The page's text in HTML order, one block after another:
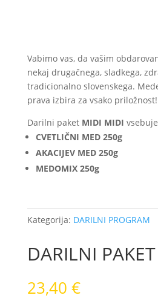
Vabimo vas, da vašim
nekaj drugačnega, sladkega,
tradicionalno slovenskega.
prava izbira za vsako priložnost!
Darilni paketMIDI MIDI
CVETLIČNI MED 250g
AKACIJEV MED 250g
MEDOMIX 250g
Kategorija: DARILNI PROGRAM
DARILNI
23,40 €